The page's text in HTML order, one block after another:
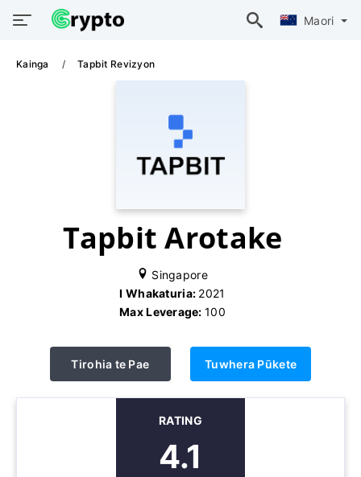
Maori
Kainga Tapbit Revizyon
Tapbit Arotake
Singapore
I Whakaturia: 2021
Max Leverage:100
Tirohia te Pae Tuwhera Pūkete
RATING
4.1